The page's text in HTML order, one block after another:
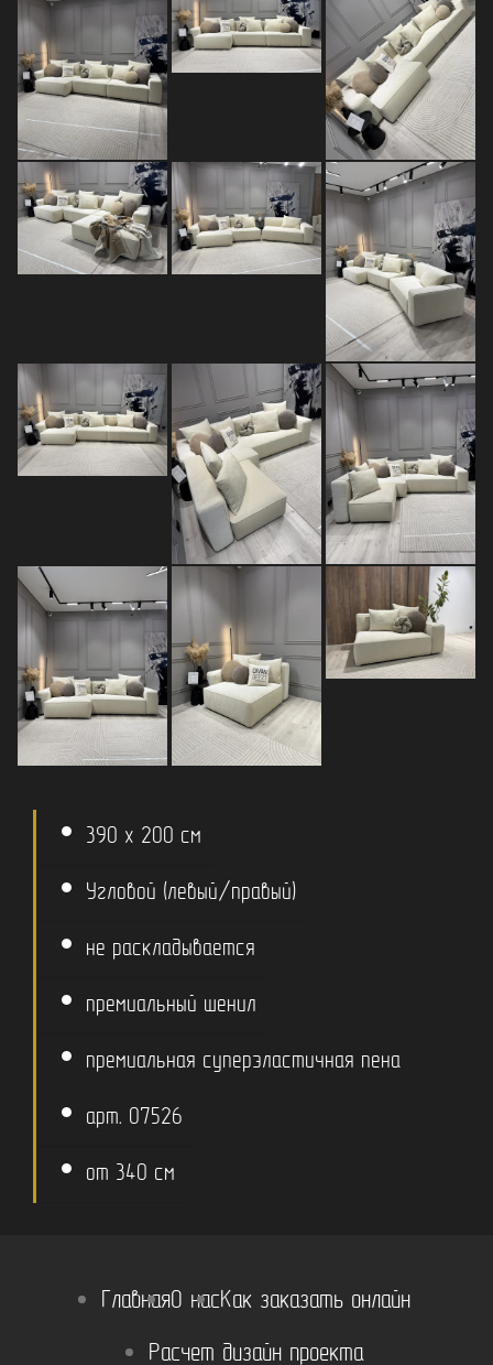
390 x 200 см
Угловой (левый/правый)
не раскладывается
премиальный шенил
премиальная суперэластичная пена
арт. 07526
от 340 см
ГлавнаяО насКак заказать онлайн
Расчет дизайн проекта